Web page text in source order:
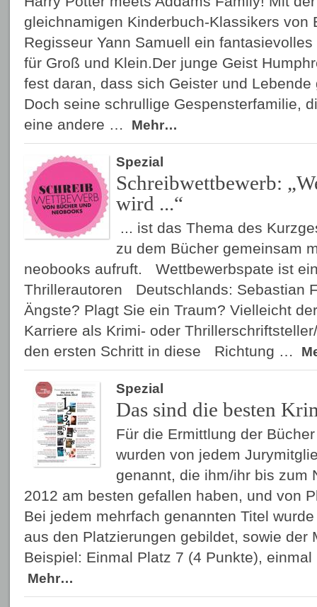
gleichnamigen Kinderbuch-Klassikers von
Regisseur Yann Samuell ein
für Groß und Klein.Der junge Geist
fest daran, dass sich Geister und
Doch seine schrullige Gespensterfamilie,
eine andere …
Mehr…
Spezial
Schreibwettbewerb:
wird ...“
... ist das Thema des
zu dem Bücher gemeinsam
neobooks aufruft. Wettbewerbspate ist
Thrillerautoren Deutschlands: Sebastian
Ängste? Plagt Sie ein Traum? Vielleicht
Karriere als Krimi- oder
den ersten Schritt in diese Richtung …
Spezial
Das sind die besten
Für die Ermittlung der
wurden von jedem
genannt, die ihm/ihr bis zum
2012 am besten gefallen haben, und von
Bei jedem mehrfach genannten Titel
aus den Platzierungen gebildet, sowie der
Beispiel: Einmal Platz 7 (4 Punkte),
Mehr…